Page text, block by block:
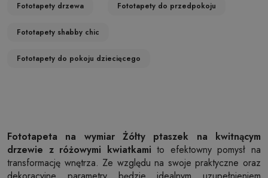
Fototapety drzewa Fototapety do przedpokoju
Fototapety shabby chic
Fototapety do pokoju dziecięcego
Fototapeta na wymiar Żółty ptaszek na kwitnącym
drzewie z różowymi kwiatkamito efektowny pomysł na
transformację wnętrza. Ze względu na swoje praktyczne oraz